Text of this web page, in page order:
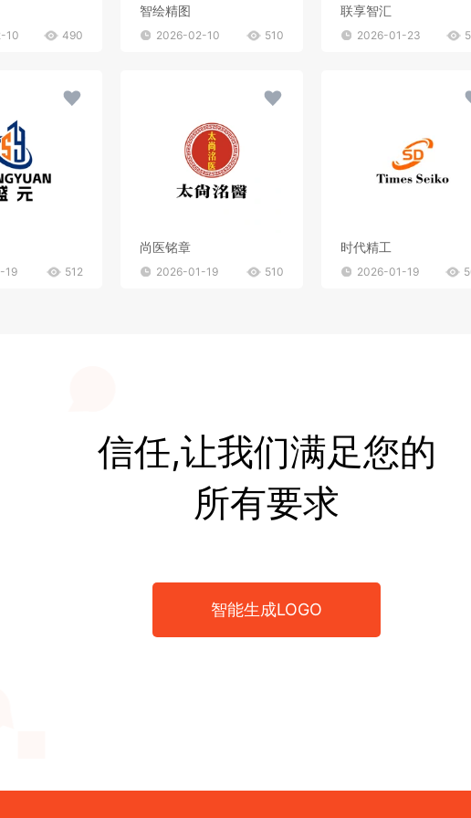
10 490
智绘精图
2026-02-10 510
联享智汇
2026-01-23
19 512
尚医铭章
2026-01-19 510
时代精工
2026-01-19
信任,让我们满足您的
所有要求
智能生成LOGO